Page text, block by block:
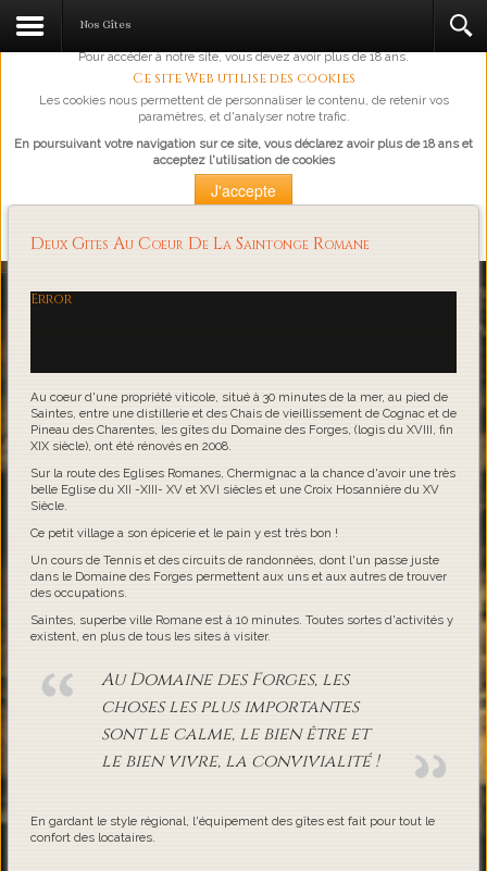
L'abus d'alcool est dangereux pour la santé, à consommer avec
Pour accéder à notre site, vous devez avoir plus de 18 ans.
Ce site Web utilise des cookies
Les cookies nous permettent de personnaliser le contenu, de retenir vos
paramètres, et d'analyser notre trafic.
En poursuivant votre navigation sur ce site, vous déclarez avoir plus de 18 ans et
acceptez l'utilisation de cookies
J'accepte
Loading...
Nos Gîtes
Deux Gites Au Coeur De La Saintonge Romane
Error
Au coeur d'une propriété viticole, situé à 30 minutes de la mer, au pied de
Saintes, entre une distillerie et des Chais de vieillissement de Cognac et de
Pineau des Charentes, les gîtes du Domaine des Forges, (logis du XVIII, fin
XIX siècle), ont été rénovés en 2008.
Sur la route des Eglises Romanes, Chermignac a la chance d'avoir une très
belle Eglise du XII -XIII- XV et XVI siècles et une Croix Hosannière du XV
Siècle.
Ce petit village a son épicerie et le pain y est très bon !
Un cours de Tennis et des circuits de randonnées, dont l'un passe juste
dans le Domaine des Forges permettent aux uns et aux autres de trouver
des occupations.
Saintes, superbe ville Romane est à 10 minutes. Toutes sortes d'activités y
existent, en plus de tous les sites à visiter.
Au Domaine des Forges, les
choses les plus importantes
sont le calme, le bien être et
le bien vivre, la convivialité !
En gardant le style régional, l'équipement des gîtes est fait pour tout le
confort des locataires.